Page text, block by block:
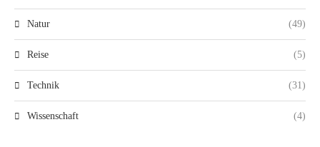
Natur (49)
Reise (5)
Technik (31)
Wissenschaft (4)